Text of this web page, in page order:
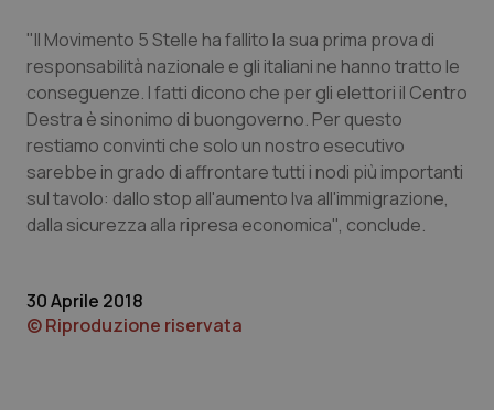
Lazio
Liguria
Lombardia
Marche
Piemonte
Diabete & glucometri
Disturbi dell’umore
Dolore
Donna & Salute
HIV
"Il Movimento 5 Stelle ha fallito la sua prima prova di
responsabilità nazionale e gli italiani ne hanno tratto le
conseguenze. I fatti dicono che per gli elettori il Centro
Destra è sinonimo di buongoverno. Per questo
restiamo convinti che solo un nostro esecutivo
sarebbe in grado di affrontare tutti i nodi più importanti
sul tavolo: dallo stop all'aumento Iva all'immigrazione,
dalla sicurezza alla ripresa economica'', conclude.
30 Aprile 2018
© Riproduzione riservata